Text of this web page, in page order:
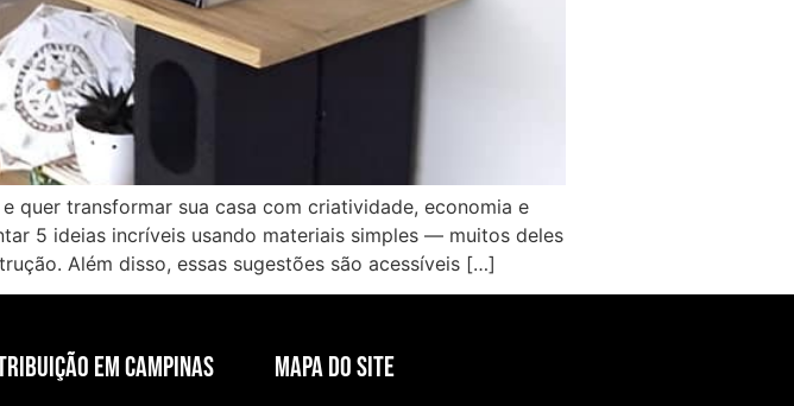
quer transformar sua casa com criatividade, economia e
5 ideias incríveis usando materiais simples — muitos deles
Além disso, essas sugestões são acessíveis […]
em campinas MAPA DO SITE